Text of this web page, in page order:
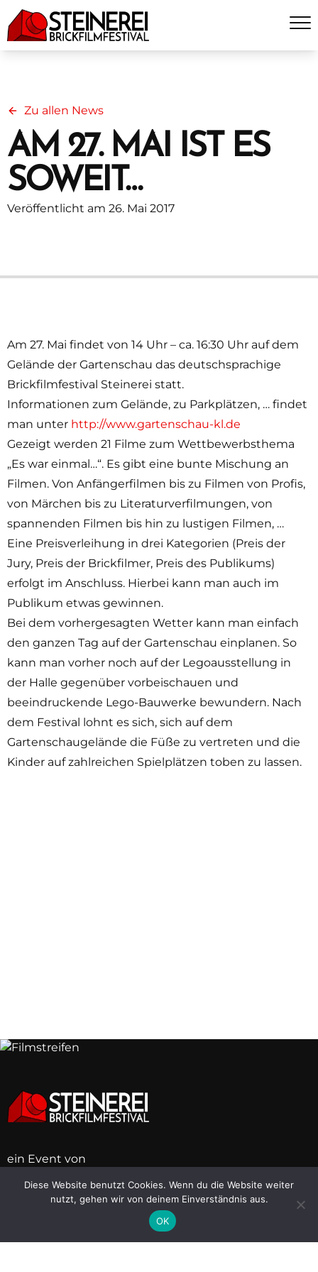
Zu allen News
AM 27. MAI IST ES
SOWEIT…
Veröffentlicht am 26. Mai 2017
Am 27. Mai findet von 14 Uhr – ca. 16:30 Uhr auf dem
Gelände der Gartenschau das deutschsprachige
Brickfilmfestival Steinerei statt.
Informationen zum Gelände, zu Parkplätzen, … findet
man unter http://www.gartenschau-kl.de
Gezeigt werden 21 Filme zum Wettbewerbsthema
„Es war einmal…“. Es gibt eine bunte Mischung an
Filmen. Von Anfängerfilmen bis zu Filmen von Profis,
von Märchen bis zu Literaturverfilmungen, von
spannenden Filmen bis hin zu lustigen Filmen, …
Eine Preisverleihung in drei Kategorien (Preis der
Jury, Preis der Brickfilmer, Preis des Publikums)
erfolgt im Anschluss. Hierbei kann man auch im
Publikum etwas gewinnen.
Bei dem vorhergesagten Wetter kann man einfach
den ganzen Tag auf der Gartenschau einplanen. So
kann man vorher noch auf der Legoausstellung in
der Halle gegenüber vorbeischauen und
beeindruckende Lego-Bauwerke bewundern. Nach
dem Festival lohnt es sich, sich auf dem
Gartenschaugelände die Füße zu vertreten und die
Kinder auf zahlreichen Spielplätzen toben zu lassen.
Diese Website benutzt Cookies. Wenn du die Website weiter
nutzt, gehen wir von deinem Einverständnis aus.
OK
ein Event von